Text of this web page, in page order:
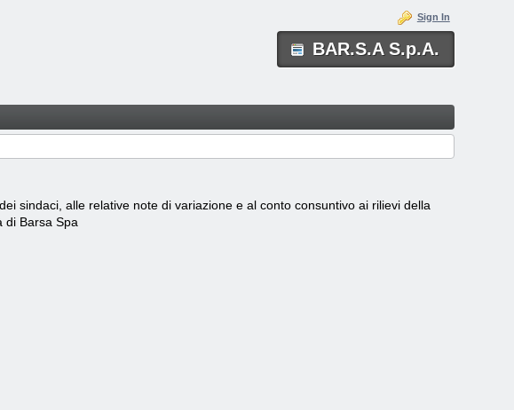
BAR.S.A S.p.A.
Sign In
sindaci, alle relative note di variazione e al conto consuntivo ai rilievi della
di Barsa Spa